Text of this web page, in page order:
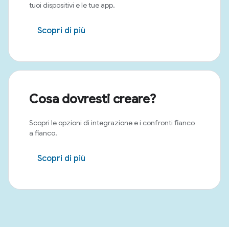
tuoi dispositivi e le tue app.
Scopri di più
Cosa dovresti creare?
Scopri le opzioni di integrazione e i confronti fianco
a fianco.
Scopri di più